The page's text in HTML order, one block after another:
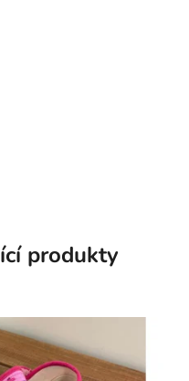
produkty